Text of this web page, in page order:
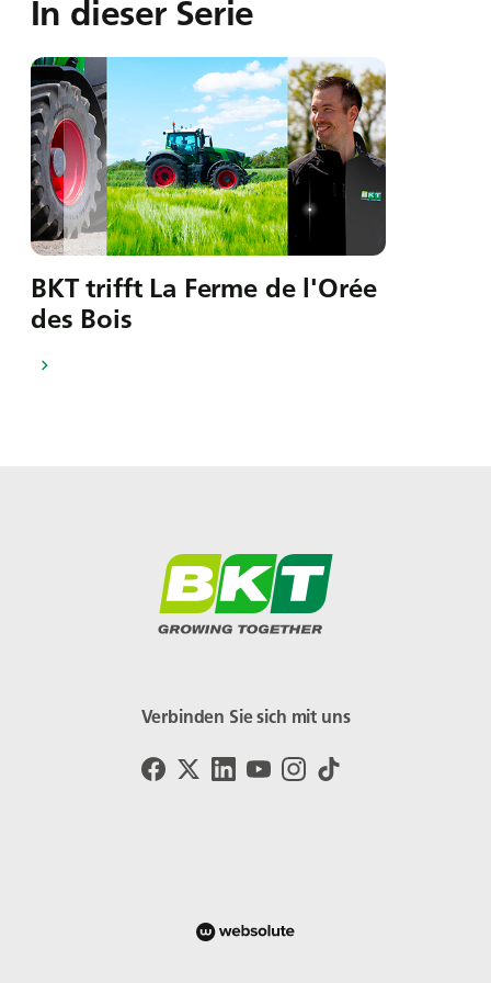
In dieser Serie
BKT trifft La Ferme de l'Orée
des Bois
Verbinden Sie sich mit uns